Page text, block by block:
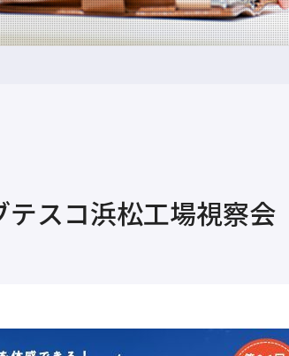
テスコ浜松工場視察